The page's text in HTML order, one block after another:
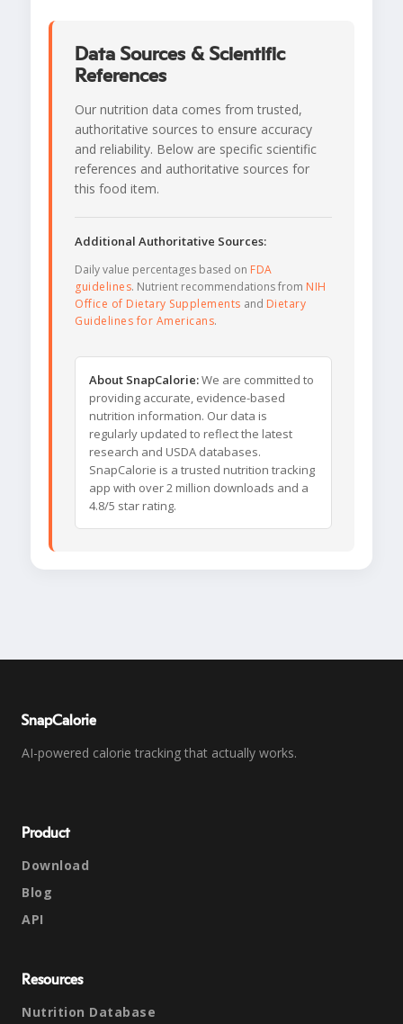
Data Sources & Scientific
References
Our nutrition data comes from trusted,
authoritative sources to ensure accuracy
and reliability. Below are specific scientific
references and authoritative sources for
this food item.
Additional Authoritative Sources:
Daily value percentages based on FDA
guidelines. Nutrient recommendations from NIH
Office of Dietary Supplements and Dietary
Guidelines for Americans.
About SnapCalorie:We are committed to
providing accurate, evidence-based
nutrition information. Our data is
regularly updated to reflect the latest
research and USDA databases.
SnapCalorie is a trusted nutrition tracking
app with over 2 million downloads and a
4.8/5 star rating.
SnapCalorie
AI-powered calorie tracking that actually works.
Product
Download
Blog
API
Resources
Nutrition Database